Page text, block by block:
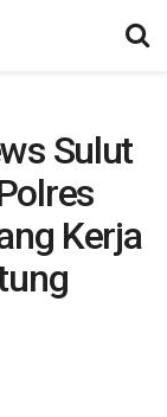
Sulut
Kerja